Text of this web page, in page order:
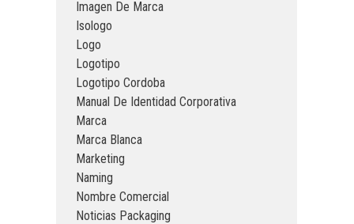
Imagen De Marca
Isologo
Logo
Logotipo
Logotipo Cordoba
Manual De Identidad Corporativa
Marca
Marca Blanca
Marketing
Naming
Nombre Comercial
Noticias Packaging